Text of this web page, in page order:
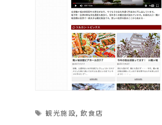
Tags
観光施設,飲食店